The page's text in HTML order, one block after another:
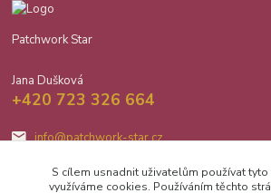
Patchwork Star
Jana Dušková
+420 723 326 664
info@patchwork-star.cz
S cílem usnadnit uživatelům používat
využíváme cookies. Používáním těchto